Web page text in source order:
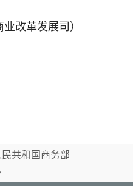
改革发展司）
共和国商务部